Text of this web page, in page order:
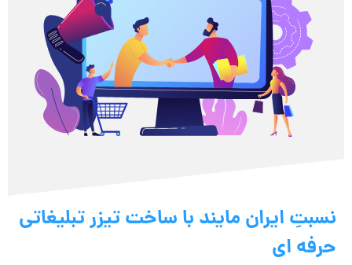
نسبتِ ایران مایند با ساخت تیزر تبلیغاتی
حرفه ای